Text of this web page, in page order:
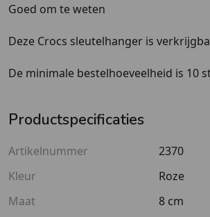
Goed om te weten
Deze Crocs sleutelhanger is
De minimale bestelhoeveelheid is 10
Productspecificaties
Artikelnummer
2370
Kleur
Roze
Maat
8 cm